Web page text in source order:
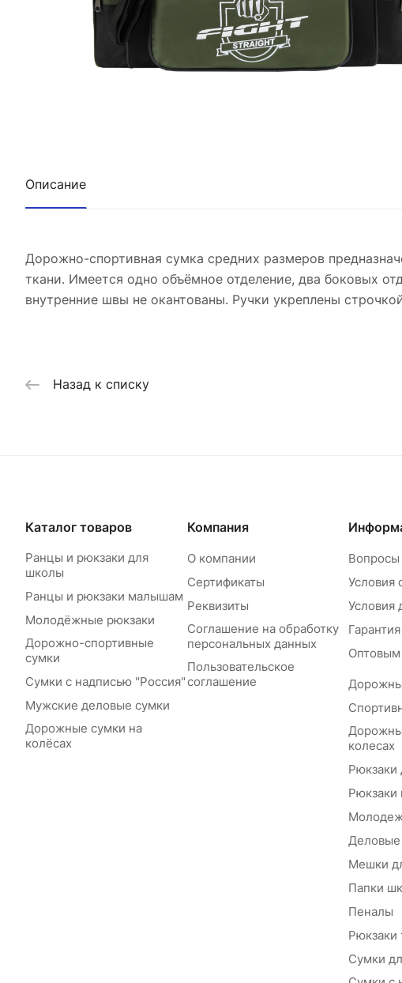
Описание
Дорожно-спортивная сумка средних размеров
ткани. Имеется одно объёмное отделение, два боковых
внутренние швы не окантованы. Ручки укреплены
Назад к списку
Каталог товаров
Ранцы и рюкзаки для
школы
Ранцы и рюкзаки малышам
Молодёжные рюкзаки
Дорожно-спортивные
сумки
Сумки с надписью "Россия"
Мужские деловые сумки
Дорожные сумки на
колёсах
Компания
О компании
Сертификаты
Реквизиты
Соглашение на обработку
персональных данных
Пользовательское
соглашение
Вопросы
Условия
Условия
Оптовым
колесах
Рюкзаки
Деловые
Мешки
Папки
Пеналы
Рюкзаки
Сумки